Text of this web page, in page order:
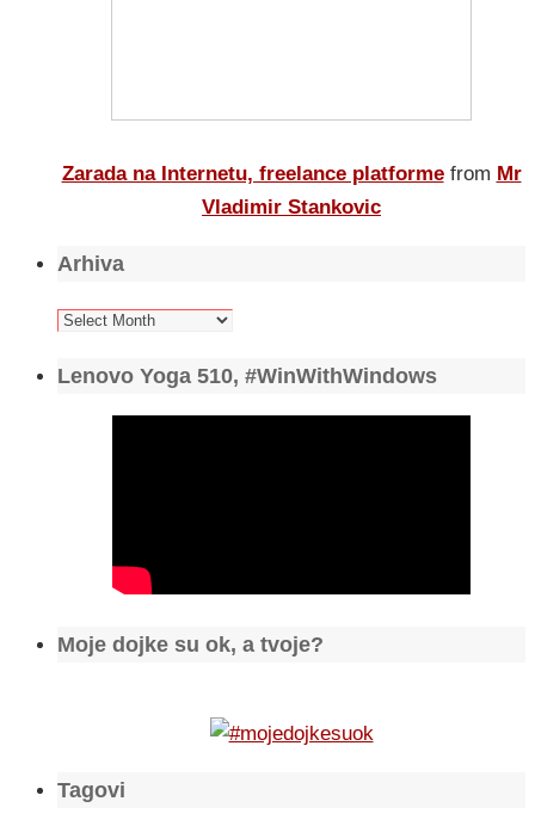
Zarada na Internetu, freelance platforme from Mr
Vladimir Stankovic
Arhiva
Arhiva
Lenovo Yoga 510, #WinWithWindows
Moje dojke su ok, a tvoje?
Tagovi